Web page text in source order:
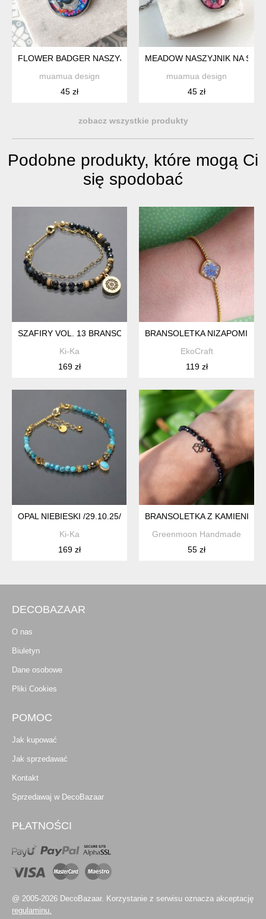
FLOWER BADGER NASZYJNIK DLA NIEJ
muamua design
45 zł
MEADOW NASZYJNIK NA
muamua design
45 zł
zobacz wszystkie produkty
Podobne produkty, które mogą Ci
się spodobać
SZAFIRY VOL. 13 BRANSOLETKA - SZLACHETNA KOLEKCJA /
Ki-Ka
169 zł
BRANSOLETKA
EkoCraft
119 zł
OPAL NIEBIESKI /29.10.25/ BRANSOLETKA - SZLACHETNA
Ki-Ka
169 zł
BRANSOLETKA Z KAMIENI ✧
Greenmoon Handmade
55 zł
DECOBAZAAR
O nas
Biuletyn
Dane osobowe
Pliki Cookies
POMOC
Jak kupować
Jak sprzedawać
Kontakt
Sprzedawaj w DecoBazaar
PŁATNOŚCI
@ 2005-2026 DecoBazaar. Korzystanie z serwisu oznacza akceptację
regulaminu.